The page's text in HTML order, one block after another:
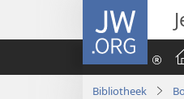
JW.ORG
Bibliotheek